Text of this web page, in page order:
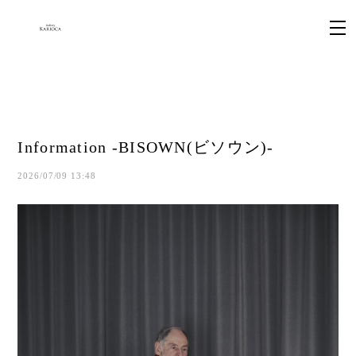
Information -BISOWN(ビソウン)-
2026/07/09 13:48